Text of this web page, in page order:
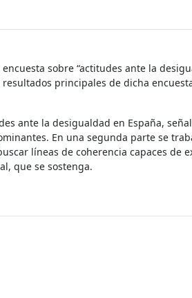
sobre “actitudes ante la
principales de dicha
ante la desigualdad en España,
En una segunda parte se
líneas de coherencia capaces de
que se sostenga.